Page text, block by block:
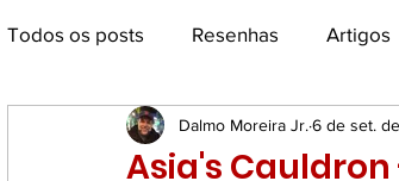
Todos os posts Resenhas Artigos
Economia, Marketing e Negócios
Asia's
Dalmo Moreira Jr. 6 de set.